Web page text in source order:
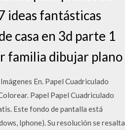
ideas fantásticas
casa en 3d parte 1
familia dibujar plano
En. Papel Cuadriculado
Papel Papel Cuadriculado
Este fondo de pantalla está
Iphone). Su resolución se resalta